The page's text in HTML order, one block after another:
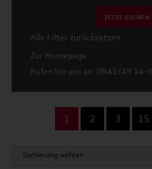
JETZT SUCHEN
Alle Filter zurücksetzen
Zur Homepage
Rufen Sie uns an: 0841/49 14-0
1 2 3 15